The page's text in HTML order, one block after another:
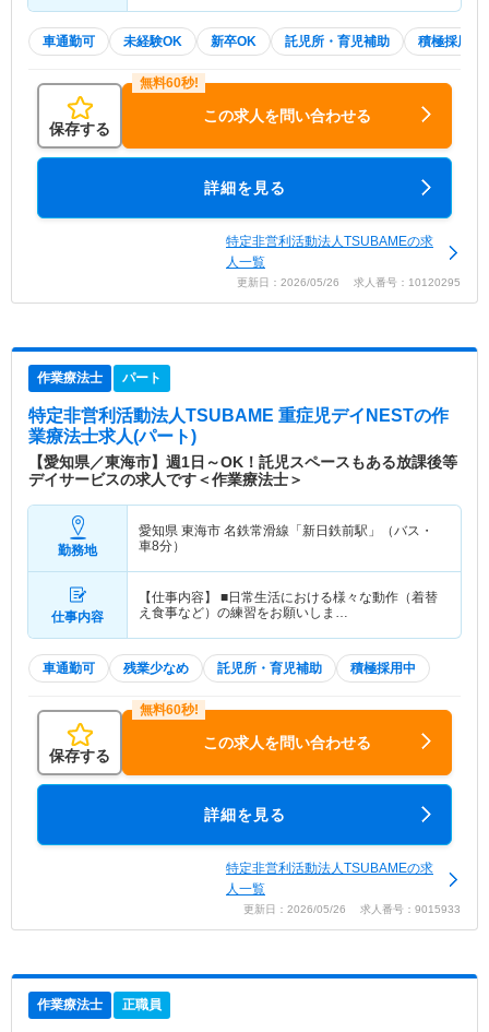
車通勤可 未経験OK 新卒OK 託児所・育児補助 積極採用中
保存する
この求人を問い合わせる
詳細を見る
特定非営利活動法人TSUBAMEの求
人一覧
更新日：2026/05/26 求人番号：10120295
作業療法士 パート
特定非営利活動法人TSUBAME 重症児デイNESTの作
業療法士求人(パート)
【愛知県／東海市】週1日～OK！託児スペースもある放課後等
デイサービスの求人です＜作業療法士＞
勤務地
愛知県 東海市 名鉄常滑線「新日鉄前駅」（バス・
車8分）
仕事内容
【仕事内容】 ■日常生活における様々な動作（着替
え食事など）の練習をお願いしま…
車通勤可 残業少なめ 託児所・育児補助 積極採用中
保存する
この求人を問い合わせる
詳細を見る
特定非営利活動法人TSUBAMEの求
人一覧
更新日：2026/05/26 求人番号：9015933
作業療法士 正職員